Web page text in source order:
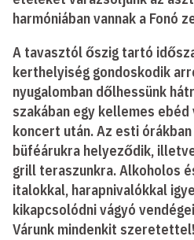
harmóniában vannak a Fonó
A tavasztól őszig tartó
kerthelyiség gondoskodik
nyugalomban dőlhessünk
szakában egy kellemes
koncert után. Az esti
büféárukra helyeződik,
grill teraszunkra. Alkoholos
italokkal, harapnivalókkal
kikapcsolódni vágyó
Várunk mindenkit szeretettel!